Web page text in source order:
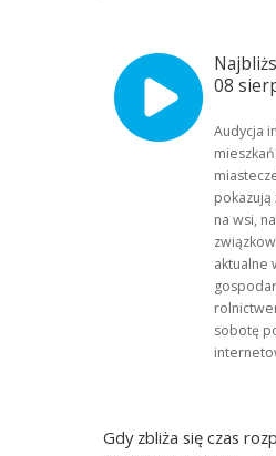
08
Audycja
pokazują
na wsi,
aktualne
sobotę
Gdy zbliża się czas